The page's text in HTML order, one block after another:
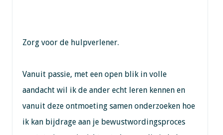
Zorg voor de hulpverlener.
Vanuit passie, met een open blik in volle
aandacht wil ik de ander echt leren kennen en
vanuit deze ontmoeting samen onderzoeken hoe
ik kan bijdrage aan je bewustwordingsproces